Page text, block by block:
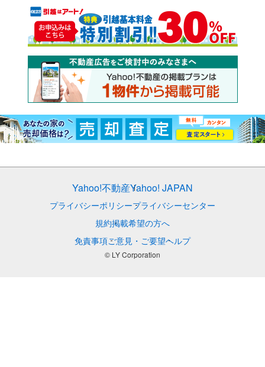
Yahoo!不動産Yahoo! JAPAN
プライバシーポリシープライバシーセンター
規約掲載希望の方へ
免責事項ご意見・ご要望ヘルプ
© LY Corporation